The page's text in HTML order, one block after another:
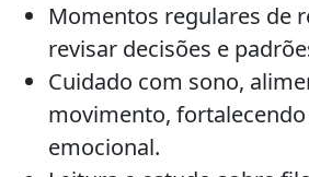
Momentos regulares de
revisar decisões e
Cuidado com sono,
movimento,
emocional.